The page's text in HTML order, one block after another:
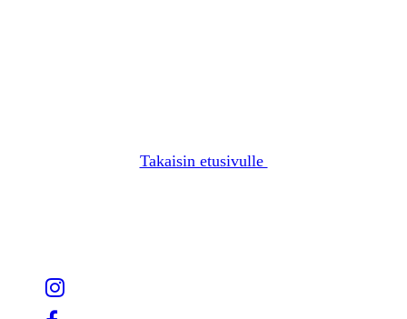
Takaisin etusivulle